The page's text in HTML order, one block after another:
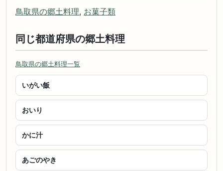
鳥取県の郷土料理, お菓子類
同じ都道府県の郷土料理
鳥取県の郷土料理一覧
いがい飯
おいり
かに汁
あごのやき